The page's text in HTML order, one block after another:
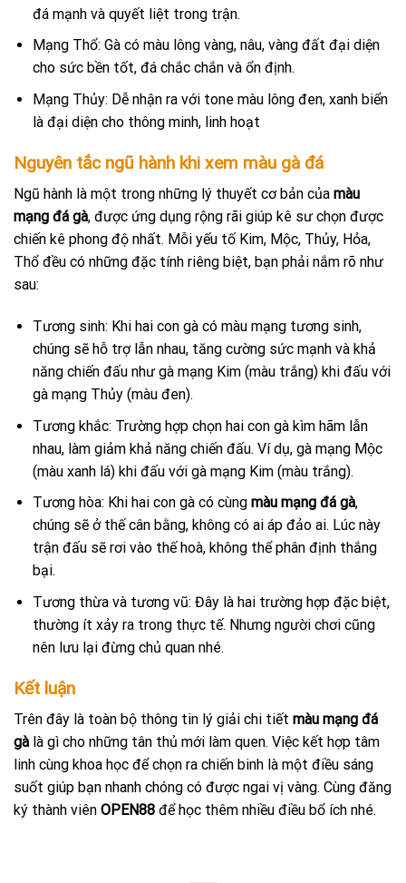
đá mạnh và quyết liệt trong trận.
Mạng Thổ: Gà có màu lông vàng, nâu, vàng đất đại diện
cho sức bền tốt, đá chắc chắn và ổn định.
Mạng Thủy: Dễ nhận ra với tone màu lông đen, xanh biển
là đại diện cho thông minh, linh hoạt
Nguyên tắc ngũ hành khi xem màu gà đá
Ngũ hành là một trong những lý thuyết cơ bản của màu
mạng đá gà, được ứng dụng rộng rãi giúp kê sư chọn được
chiến kê phong độ nhất. Mỗi yếu tố Kim, Mộc, Thủy, Hỏa,
Thổ đều có những đặc tính riêng biệt, bạn phải nắm rõ như
sau:
Tương sinh: Khi hai con gà có màu mạng tương sinh,
chúng sẽ hỗ trợ lẫn nhau, tăng cường sức mạnh và khả
năng chiến đấu như gà mạng Kim (màu trắng) khi đấu với
gà mạng Thủy (màu đen).
Tương khắc: Trường hợp chọn hai con gà kìm hãm lẫn
nhau, làm giảm khả năng chiến đấu. Ví dụ, gà mạng Mộc
(màu xanh lá) khi đấu với gà mạng Kim (màu trắng).
Tương hòa: Khi hai con gà có cùng màu mạng đá gà,
chúng sẽ ở thế cân bằng, không có ai áp đảo ai. Lúc này
trận đấu sẽ rơi vào thế hoà, không thể phân định thắng
bại.
Tương thừa và tương vũ: Đây là hai trường hợp đặc biệt,
thường ít xảy ra trong thực tế. Nhưng người chơi cũng
nên lưu lại đừng chủ quan nhé.
Kết luận
Trên đây là toàn bộ thông tin lý giải chi tiết màu mạng đá
gà là gì cho những tân thủ mới làm quen. Việc kết hợp tâm
linh cùng khoa học để chọn ra chiến binh là một điều sáng
suốt giúp bạn nhanh chóng có được ngai vị vàng. Cùng đăng
ký thành viên OPEN88 để học thêm nhiều điều bổ ích nhé.